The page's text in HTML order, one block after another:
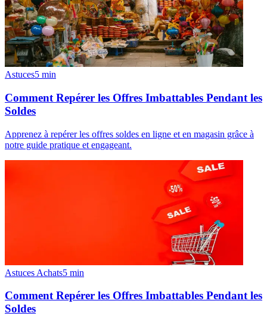
Astuces5 min
Comment Repérer les Offres Imbattables Pendant les
Soldes
Apprenez à repérer les offres soldes en ligne et en magasin grâce à
notre guide pratique et engageant.
Astuces Achats5 min
Comment Repérer les Offres Imbattables Pendant les
Soldes